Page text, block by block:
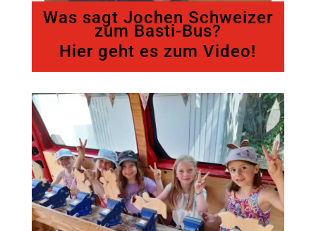
Was sagt Jochen Schweizer
zum Basti-Bus?
Hier geht es zum Video!